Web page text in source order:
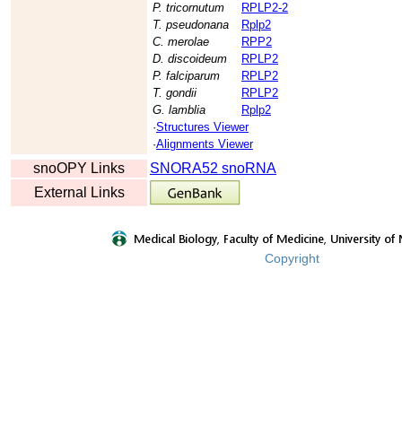
P. tricornutum
RPLP2-2
T. pseudonana
Rplp2
C. merolae
RPP2
D. discoideum
RPLP2
P. falciparum
RPLP2
T. gondii
RPLP2
G. lamblia
Rplp2
·Structures Viewer
·Alignments Viewer
snoOPY Links
SNORA52 snoRNA
External Links
Copyright